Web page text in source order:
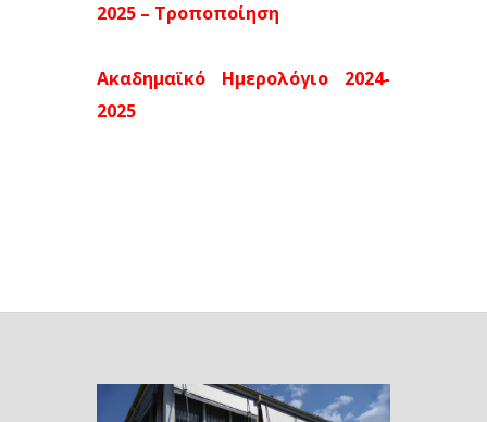
2025 – Τροποποίηση
Ακαδημαϊκό Ημερολόγιο 2024-
2025